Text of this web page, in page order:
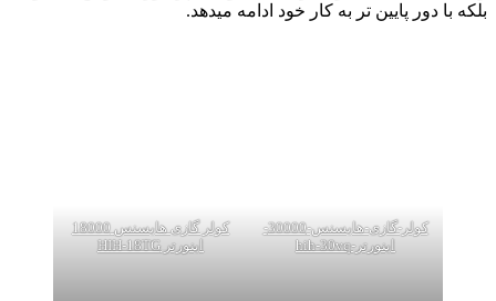
بلکه با دور پایین تر به کار خود ادامه میدهد.
کولر-گازی-هایسنس-30000-
اینورتر-hih-30vq
کولر گازی هایسنس 18000
اینورتر HIH-18TG